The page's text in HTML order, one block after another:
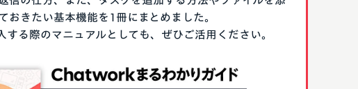
おきたい基本機能を1冊にまとめました。
る際のマニュアルとしても、ぜひご活用ください。